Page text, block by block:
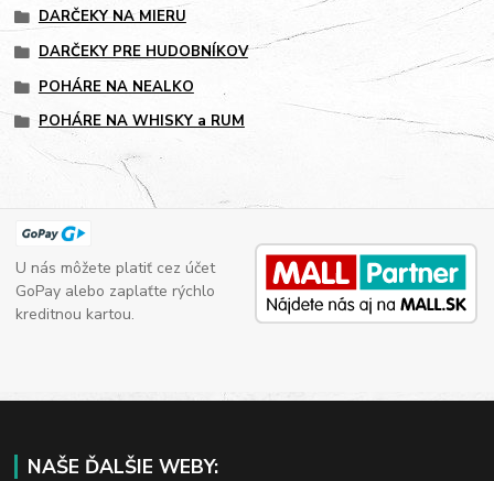
DARČEKY NA MIERU
DARČEKY PRE HUDOBNÍKOV
POHÁRE NA NEALKO
POHÁRE NA WHISKY a RUM
U nás môžete platiť cez účet
GoPay alebo zaplaťte rýchlo
kreditnou kartou.
NAŠE ĎALŠIE WEBY: